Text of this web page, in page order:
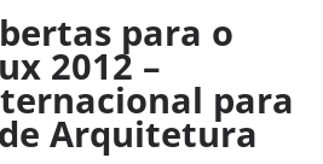
para o
2012 –
para
Arquitetura